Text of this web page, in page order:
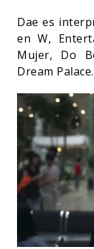
Dae es
en W,
Mujer, Do
Dream Palace.